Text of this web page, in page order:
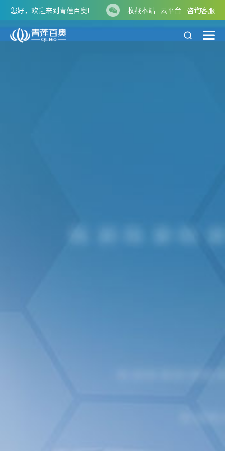
您好，欢迎来到青莲百奥! 收藏本站 云平台 咨询客服